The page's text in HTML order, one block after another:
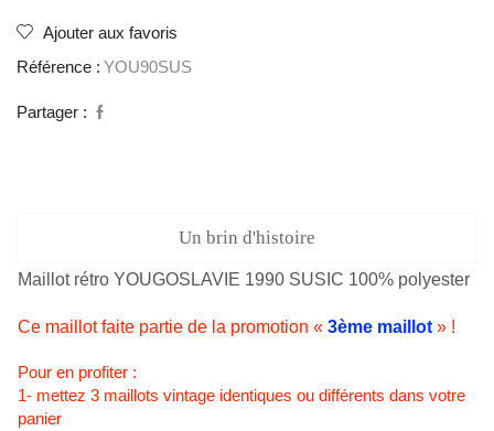
Ajouter aux favoris
Référence : YOU90SUS
Partager :
Un brin d'histoire
Maillot rétro YOUGOSLAVIE 1990 SUSIC 100% polyester
Ce maillot faite partie de la promotion « 3ème maillot » !
Pour en profiter :
1- mettez 3 maillots vintage identiques ou différents dans votre
panier